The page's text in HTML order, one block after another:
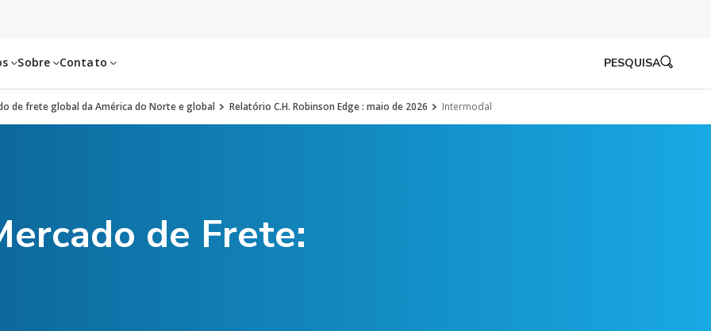
Sobre Contato PESQUISA
de frete global da América do Norte e global Relatório C.H. Robinson Edge : maio de 2026 Intermodal
de Frete: